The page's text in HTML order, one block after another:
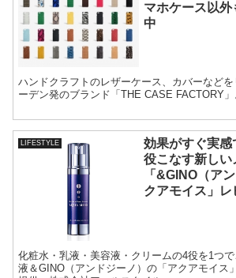
マホケース以外
中
ハンドクラフトのレザーケース、カバーなど
ーデン発のブランド「THE CASE FACTORY」
LIFESTYLE
効果がすぐ実
役こなす新しい
「&GINO（ア
クアモイス」レ
化粧水・乳液・美容液・クリームの4役を1つ
液＆GINO（アンドジーノ）の「アクアモイス